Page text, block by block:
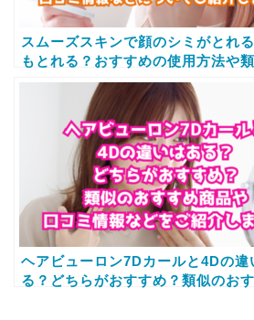
スムーズスキンで顔のシミがとれ
もとれる？おすすめの使用方法や
すめな商品、口コミ情報などについ
ヘアビューロン7Dカールと4Dの違
る？どちらがおすすめ？類似のお